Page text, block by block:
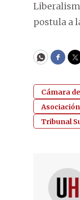
postula a
Cámara
Tribunal